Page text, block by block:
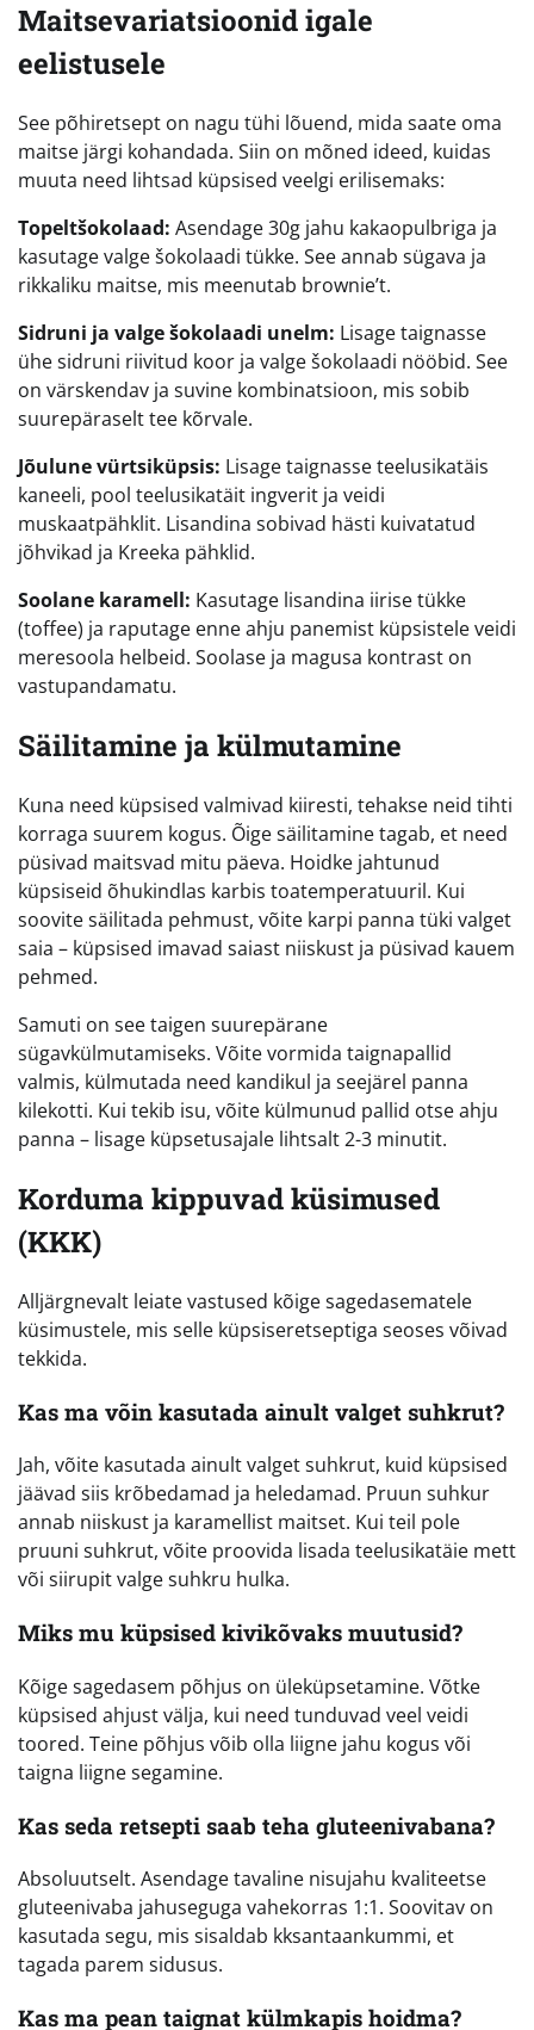
Maitsevariatsioonid igale
eelistusele
See põhiretsept on nagu tühi lõuend, mida saate oma
maitse järgi kohandada. Siin on mõned ideed, kuidas
muuta need lihtsad küpsised veelgi erilisemaks:
Topeltšokolaad: Asendage 30g jahu kakaopulbriga ja
kasutage valge šokolaadi tükke. See annab sügava ja
rikkaliku maitse, mis meenutab brownie’t.
Sidruni ja valge šokolaadi unelm: Lisage taignasse
ühe sidruni riivitud koor ja valge šokolaadi nööbid. See
on värskendav ja suvine kombinatsioon, mis sobib
suurepäraselt tee kõrvale.
Jõulune vürtsiküpsis: Lisage taignasse teelusikatäis
kaneeli, pool teelusikatäit ingverit ja veidi
muskaatpähklit. Lisandina sobivad hästi kuivatatud
jõhvikad ja Kreeka pähklid.
Soolane karamell: Kasutage lisandina iirise tükke
(toffee) ja raputage enne ahju panemist küpsistele veidi
meresoola helbeid. Soolase ja magusa kontrast on
vastupandamatu.
Säilitamine ja külmutamine
Kuna need küpsised valmivad kiiresti, tehakse neid tihti
korraga suurem kogus. Õige säilitamine tagab, et need
püsivad maitsvad mitu päeva. Hoidke jahtunud
küpsiseid õhukindlas karbis toatemperatuuril. Kui
soovite säilitada pehmust, võite karpi panna tüki valget
saia – küpsised imavad saiast niiskust ja püsivad kauem
pehmed.
Samuti on see taigen suurepärane
sügavkülmutamiseks. Võite vormida taignapallid
valmis, külmutada need kandikul ja seejärel panna
kilekotti. Kui tekib isu, võite külmunud pallid otse ahju
panna – lisage küpsetusajale lihtsalt 2-3 minutit.
Korduma kippuvad küsimused
(KKK)
Alljärgnevalt leiate vastused kõige sagedasematele
küsimustele, mis selle küpsiseretseptiga seoses võivad
tekkida.
Kas ma võin kasutada ainult valget suhkrut?
Jah, võite kasutada ainult valget suhkrut, kuid küpsised
jäävad siis krõbedamad ja heledamad. Pruun suhkur
annab niiskust ja karamellist maitset. Kui teil pole
pruuni suhkrut, võite proovida lisada teelusikatäie mett
või siirupit valge suhkru hulka.
Miks mu küpsised kivikõvaks muutusid?
Kõige sagedasem põhjus on üleküpsetamine. Võtke
küpsised ahjust välja, kui need tunduvad veel veidi
toored. Teine põhjus võib olla liigne jahu kogus või
taigna liigne segamine.
Kas seda retsepti saab teha gluteenivabana?
Absoluutselt. Asendage tavaline nisujahu kvaliteetse
gluteenivaba jahuseguga vahekorras 1:1. Soovitav on
kasutada segu, mis sisaldab kksantaankummi, et
tagada parem sidusus.
Kas ma pean taignat külmkapis hoidma?